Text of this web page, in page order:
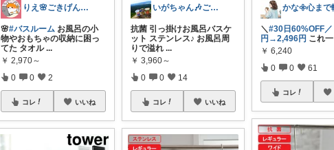
りえ🌸ごきげんな暮らし🏠🌿
🌸#バスルーム お風呂の小
物やおもちゃの収納に困っ
てた タオル ...
￥ 2,970～
0 0 2
コレ いいね
いがちゃん🎶ご購入感謝です🎶
抗菌 引っ掛けお風呂バスケ
ット ステンレス♪ お風呂周
りで溢れ ...
￥ 3,960～
0 0 14
コレ いいね
＼#30日60%OFF／
円→2,496円 これ一
￥ 6,240
0 0 61
コレ